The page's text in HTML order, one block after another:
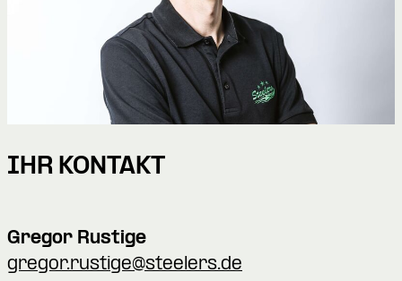
IHR KONTAKT
Gregor Rustige
gregor.rustige@steelers.de